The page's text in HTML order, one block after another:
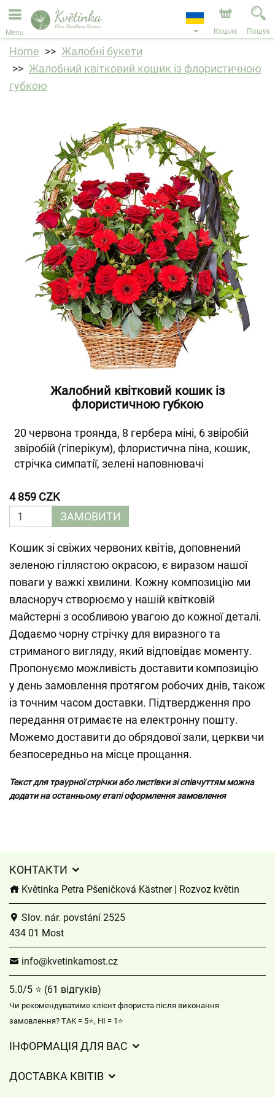
Ми приймаємо замовлення через наш інтернет-
магазин. Найближча можлива дата доставки —
11.08.2026 у зв’язку з відпусткою.
Menu Кошик Пошук
Home
Жалобні букети
Жалобний квітковий кошик із флористичною
губкою
Жалобний квітковий кошик із
флористичною губкою
20 червона троянда, 8 гербера міні, 6 звіробій
звіробій (гіперікум), флористична піна, кошик,
стрічка симпатії, зелені наповнювачі
4 859 CZK
ЗАМОВИТИ
Кошик зі свіжих червоних квітів, доповнений
зеленою гіллястою окрасою, є виразом нашої
поваги у важкі хвилини. Кожну композицію ми
власноруч створюємо у нашій квітковій
майстерні з особливою увагою до кожної деталі.
Додаємо чорну стрічку для виразного та
стриманого вигляду, який відповідає моменту.
Пропонуємо можливість доставити композицію
у день замовлення протягом робочих днів, також
із точним часом доставки. Підтвердження про
передання отримаєте на електронну пошту.
Можемо доставити до обрядової зали, церкви чи
безпосередньо на місце прощання.
Текст для траурної стрічки або листівки зі співчуттям можна
додати на останньому етапі оформлення замовлення
КОНТАКТИ
Květinka Petra Pšeničková Kästner | Rozvoz květin
Slov. nár. povstání 2525
434 01 Most
info@kvetinkamost.cz
5.0/5 ⭐ (61 відгуків)
Чи рекомендуватиме клієнт флориста після виконання
замовлення? ТАК = 5⭐, НІ = 1⭐
ІНФОРМАЦІЯ ДЛЯ ВАС
Захист персональних даних
ДОСТАВКА КВІТІВ